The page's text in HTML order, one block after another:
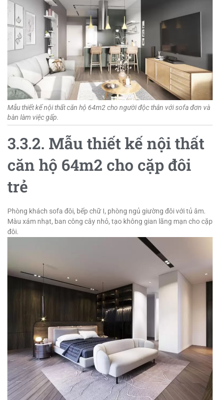
Mẫu thiết kế nội thất căn hộ 64m2 cho người độc thân với sofa đơn và
bàn làm việc gấp.
3.3.2. Mẫu thiết kế nội thất
căn hộ 64m2 cho cặp đôi
trẻ
Phòng khách sofa đôi, bếp chữ I, phòng ngủ giường đôi với tủ âm.
Màu xám nhạt, ban công cây nhỏ, tạo không gian lãng mạn cho cặp
đôi.